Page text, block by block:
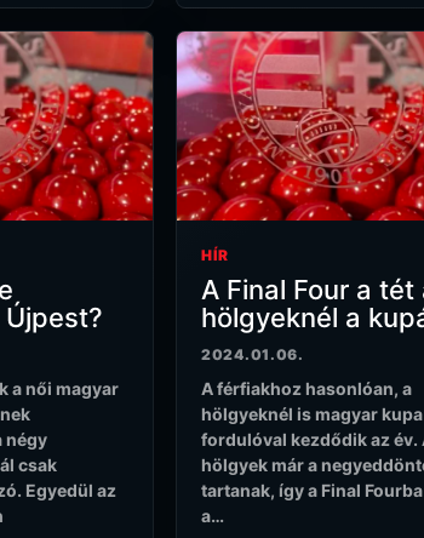
a női magyar
négy
csak
Egyedül az
HÍR
A Final Four a tét
hölgyeknél a
2024.01.06.
A férfiakhoz hasonlóan, a
hölgyeknél is magyar kupa
fordulóval kezdődik az év.
hölgyek már a
tartanak, így a Final
a…